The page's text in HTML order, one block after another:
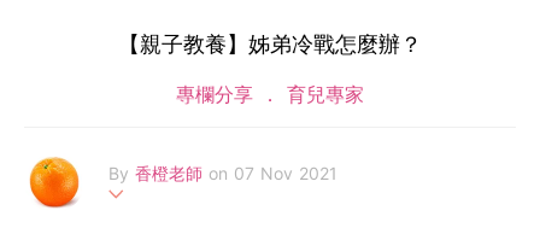
【親子教養】姊弟冷戰怎麼辦？
專欄分享 育兒專家
By 香橙老師 on 07 Nov 2021